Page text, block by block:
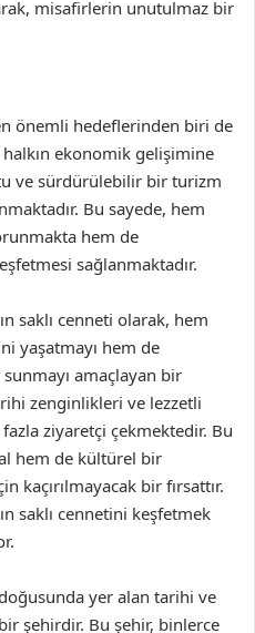
misafirlerin unutulmaz bir
önemli hedeflerinden biri de
ekonomik gelişimine
ve sürdürülebilir bir turizm
Bu sayede, hem
hem de
sağlanmaktadır.
saklı cenneti olarak, hem
yaşatmayı hem de
amaçlayan bir
zenginlikleri ve lezzetli
ziyaretçi çekmektedir. Bu
hem de kültürel bir
kaçırılmayacak bir fırsattır.
saklı cennetini keşfetmek
yer alan tarihi ve
şehirdir. Bu şehir, binlerce